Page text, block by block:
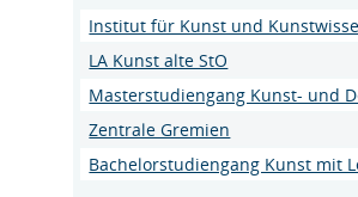
Institut für Kunst und
LA Kunst alte StO
Masterstudiengang Kunst- und
Zentrale Gremien
Bachelorstudiengang Kunst mit